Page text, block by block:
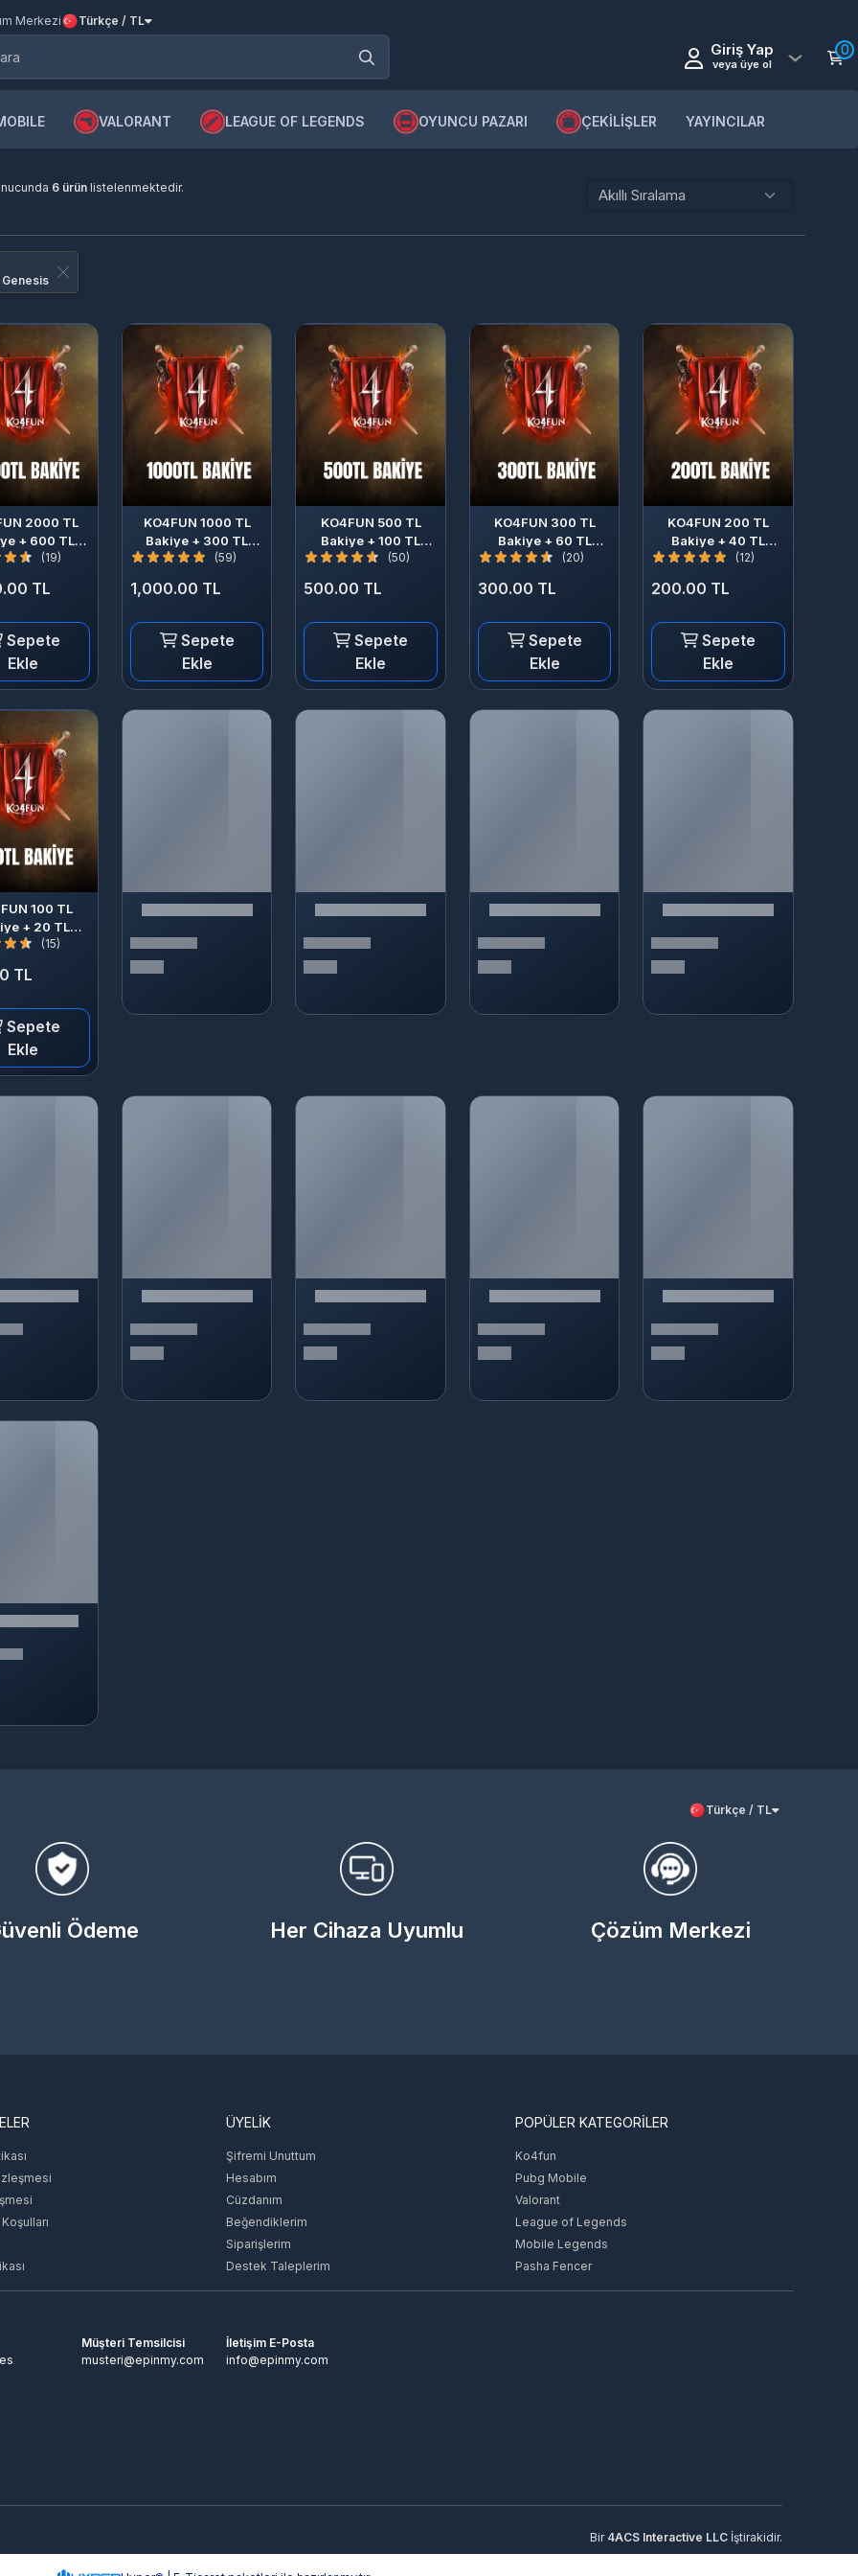
Merkezi Türkçe / TL
Giriş Yap
veya üye ol
0
VALORANT LEAGUE OF LEGENDS OYUNCU PAZARI ÇEKİLİŞLER YAYINCILAR
6 ürünlistelenmektedir.
2000 TL
+ 600 TL
Bonus(19)
TL
Sepete
Ekle
KO4FUN 1000 TL
Bakiye + 300 TL
Bonus(59)
1,000.00 TL
Sepete
Ekle
KO4FUN 500 TL
Bakiye + 100 TL
Bonus(50)
500.00 TL
Sepete
Ekle
KO4FUN 300 TL
Bakiye + 60 TL
Bonus(20)
300.00 TL
Sepete
Ekle
KO4FUN 200 TL
Bakiye + 40 TL
Bonus(12)
200.00 TL
Sepete
Ekle
100 TL
+ 20 TL
Bonus(15)
TL
Sepete
Ekle
Türkçe / TL
Ödeme Her Cihaza Uyumlu Çözüm Merkezi
ÜYELİK
Şifremi Unuttum
Hesabım
Cüzdanım
Beğendiklerim
Siparişlerim
Destek Taleplerim
POPÜLER KATEGORİLER
Ko4fun
Pubg Mobile
Valorant
League of Legends
Mobile Legends
Pasha Fencer
Müşteri Temsilcisi
musteri@epinmy.com
İletişim E-Posta
info@epinmy.com
Bir 4ACS Interactive LLCİştirakidir.